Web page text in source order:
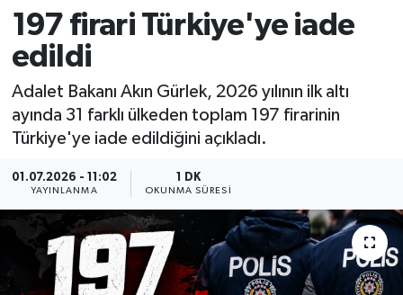
197 firari Türkiye'ye iade
edildi
Adalet Bakanı Akın Gürlek, 2026 yılının ilk altı
ayında 31 farklı ülkeden toplam 197 firarinin
Türkiye'ye iade edildiğini açıkladı.
01.07.2026 - 11:02
YAYINLANMA
1 DK
OKUNMA SÜRESI